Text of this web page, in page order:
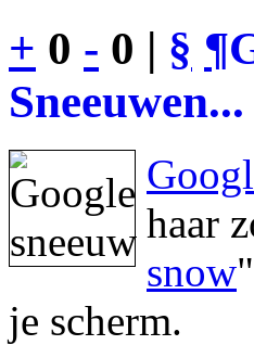
+ 0 - 0 | § ¶
Sneeuwen...
haar
snow
je scherm.